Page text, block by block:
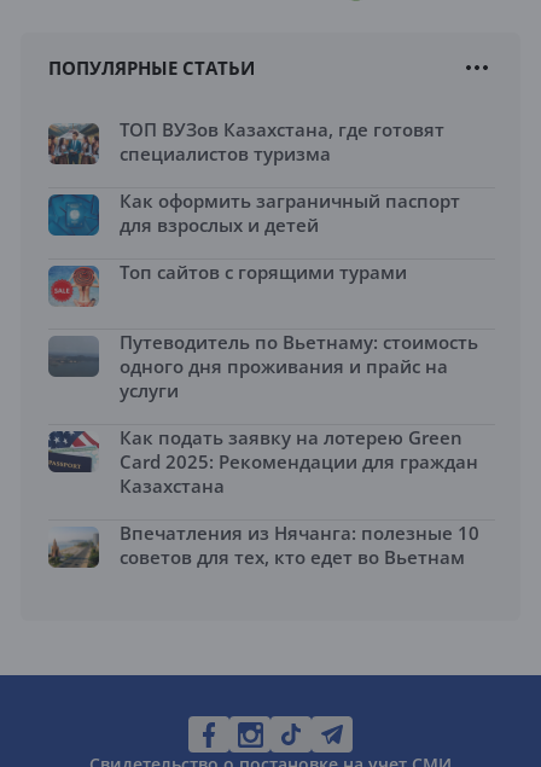
ПОПУЛЯРНЫЕ СТАТЬИ
ТОП ВУЗов Казахстана, где готовят
специалистов туризма
Как оформить заграничный паспорт
для взрослых и детей
Топ сайтов с горящими турами
Путеводитель по Вьетнаму: стоимость
одного дня проживания и прайс на
услуги
Как подать заявку на лотерею Green
Card 2025: Рекомендации для граждан
Казахстана
Впечатления из Нячанга: полезные 10
советов для тех, кто едет во Вьетнам